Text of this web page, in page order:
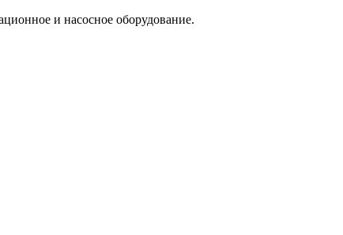
и насосное оборудование.